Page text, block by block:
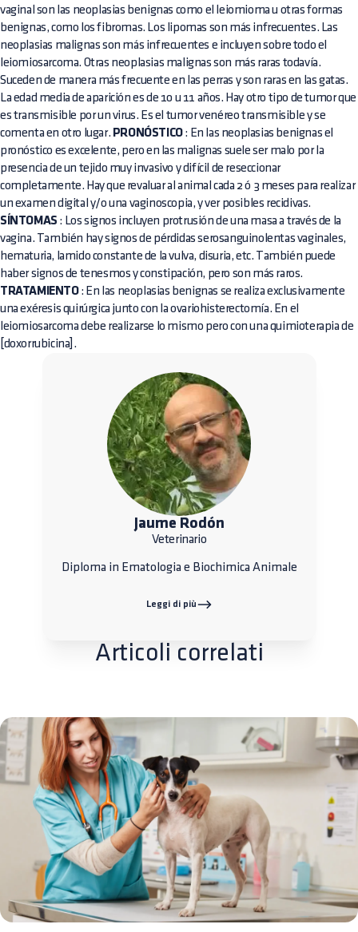
vaginal son las neoplasias benignas como el leiomioma u otras formas
benignas, como los fibromas. Los lipomas son más infrecuentes. Las
neoplasias malignas son más infrecuentes e incluyen sobre todo el
leiomiosarcoma. Otras neoplasias malignas son más raras todavía.
Suceden de manera más frecuente en las perras y son raras en las gatas.
La edad media de aparición es de 10 u 11 años. Hay otro tipo de tumor que
es transmisible por un virus. Es el tumor venéreo transmisible y se
comenta en otro lugar. PRONÓSTICO: En las neoplasias benignas el
pronóstico es excelente, pero en las malignas suele ser malo por la
presencia de un tejido muy invasivo y difícil de reseccionar
completamente. Hay que revaluar al animal cada 2 ó 3 meses para realizar
un examen digital y/o una vaginoscopia, y ver posibles recidivas.
SÍNTOMAS : Los signos incluyen protrusión de una masa a través de la
vagina. También hay signos de pérdidas serosanguinolentas vaginales,
hematuria, lamido constante de la vulva, disuria, etc. También puede
haber signos de tenesmos y constipación, pero son más raros.
TRATAMIENTO: En las neoplasias benignas se realiza exclusivamente
una exéresis quirúrgica junto con la ovariohisterectomía. En el
leiomiosarcoma debe realizarse lo mismo pero con una quimioterapia de
[doxorrubicina].
Jaume Rodón
Veterinario
Diploma in Ematologia e Biochimica Animale
Leggi di più
Articoli correlati